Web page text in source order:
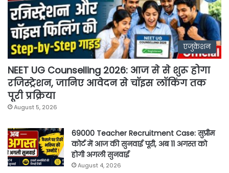
एजुकेशन
NEET UG Counselling 2026: आज से से शुरू होगा
रजिस्ट्रेशन, जानिए आवेदन से चॉइस लॉकिंग तक
पूरी प्रक्रिया
August 5, 2026
69000 Teacher Recruitment Case: सुप्रीम
कोर्ट में आज की सुनवाई पूरी, अब 11 अगस्त को
होगी अगली सुनवाई
August 4, 2026